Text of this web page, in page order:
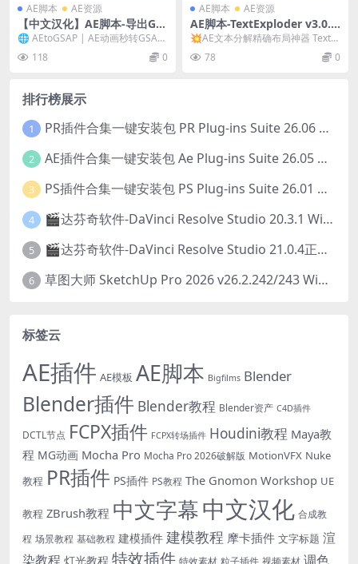
AE脚本 AE资源
【中文汉化】AE脚本-导出GS
AP网络格式动画 AEtoGSAP
V1.0 + 使用教程
🌐 AEtoGSAP | AE动画秒转GSAP
代码 网页动效导出神器 ⚡️&nb...
118 0
AE脚本 AE资源
AE脚本-TextExploder v3.0.0
02 文字分割分离成单独图层工
具
💥AE文本分解精确布局神器 TextE
78 0
排行榜展示
1 PR插件合集一键安装包 PR Plug-ins Suite 26.06 一键安装PR所有常用插件！
2 AE插件合集一键安装包 Ae Plug-ins Suite 26.05 一键安装AE所有常用插件！
3 PS插件合集一键安装包 PS Plug-ins Suite 26.01 一键安装PS所有常用插件！
4 🎬达芬奇软件-DaVinci Resolve Studio 20.3.1 Win/Mac中文破解版下载
5 🎬达芬奇软件-DaVinci Resolve Studio 21.0.4正式版 Win/Mac中文破解版下载
6 草图大师 SketchUp Pro 2026 v26.2.242/243 Win/Mac破解版 中文版/英文版
标签云
AE插件 AE模板 AE脚本 Bigfilms Blender
Blender插件 Blender教程 Blender资产 C4D插件
DCTL节点 FCPX插件 FCPX转场插件 Houdini教程 Maya教
程 MG动画 Mocha Pro Mocha Pro 2026破解版 MotionVFX Nuke
教程 PR插件 PS插件 PS教程 The Gnomon Workshop UE
教程 ZBrush教程 中文字幕中文汉化 合成教
程 场景教程 基础教程 建模插件 建模教程 摩卡插件 文字标题 渲
染教程 灯光教程 特效插件 特效素材 粒子插件 视频素材 调色